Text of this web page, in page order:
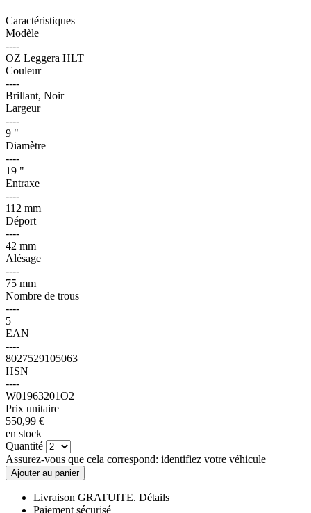
Caractéristiques
Modèle
----
OZ Leggera HLT
Couleur
----
Brillant, Noir
Largeur
----
9 "
Diamètre
----
19 "
Entraxe
----
112 mm
Déport
----
42 mm
Alésage
----
75 mm
Nombre de trous
----
5
EAN
----
8027529105063
HSN
----
W01963201O2
Prix unitaire
550,99 €
en stock
Quantité
Assurez-vous que cela correspond: identifiez votre véhicule
Ajouter au panier
Livraison GRATUITE. Détails
Paiement sécurisé